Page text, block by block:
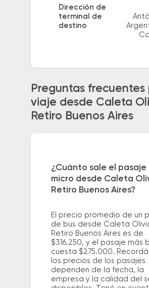
Dirección de
terminal de
destino
Preguntas frecuentes
viaje desde Caleta
Retiro Buenos Aires
¿Cuánto sale el pasaje
micro desde Caleta
Retiro Buenos Aires?
El precio promedio de un
de bus desde Caleta
Retiro Buenos Aires es de
$316.250, y el pasaje más
cuesta $275.000.
los precios de los pasajes
dependen de la fecha, la
empresa y la calidad del